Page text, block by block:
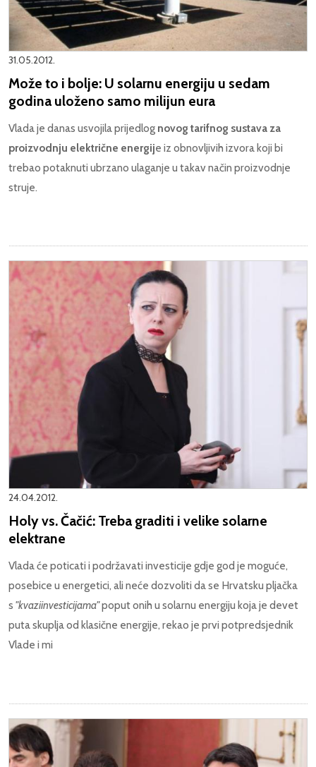
31.05.2012.
Može to i bolje: U solarnu energiju u sedam
godina uloženo samo milijun eura
Vlada je danas usvojila prijedlog novog tarifnog sustava za
proizvodnju električne energije iz obnovljivih izvora koji bi
trebao potaknuti ubrzano ulaganje u takav način proizvodnje
struje.
24.04.2012.
Holy vs. Čačić: Treba graditi i velike solarne
elektrane
Vlada će poticati i podržavati investicije gdje god je moguće,
posebice u energetici, ali neće dozvoliti da se Hrvatsku pljačka
s "kvaziinvesticijama"poput onih u solarnu energiju koja je devet
puta skuplja od klasične energije, rekao je prvi potpredsjednik
Vlade i mi